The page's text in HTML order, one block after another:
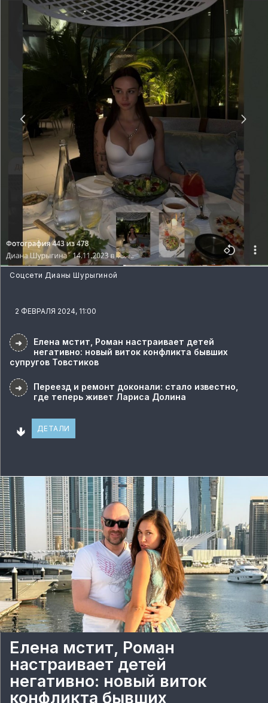
Соцсети Дианы Шурыгиной
2 ФЕВРАЛЯ 2024, 11:00
➜
Елена мстит, Роман настраивает детей
негативно: новый виток конфликта бывших
супругов Товстиков
➜
Переезд и ремонт доконали: стало известно,
где теперь живет Лариса Долина
🢃 ДЕТАЛИ
Елена мстит, Роман
настраивает детей
негативно: новый виток
конфликта бывших